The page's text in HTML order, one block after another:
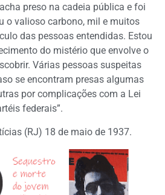
preso na cadeia pública e foi
o valioso carbono, mil e muitos
das pessoas entendidas. Estou
do mistério que envolve o
Várias pessoas suspeitas
se encontram presas algumas
por complicações com a Lei
federais”.
(RJ) 18 de maio de 1937.